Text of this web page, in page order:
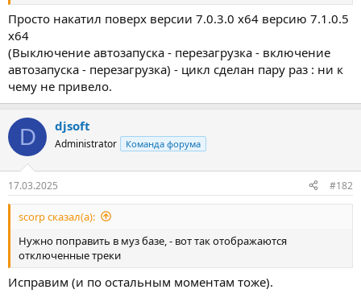
Просто накатил поверх версии 7.0.3.0 х64 версию 7.1.0.5
х64
(Выключение автозапуска - перезагрузка - включение
автозапуска - перезагрузка) - цикл сделан пару раз : ни к
чему не привело.
D djsoft
Administrator Команда форума
17.03.2025 #182
scorp сказал(а):
Нужно поправить в муз базе, - вот так отображаются
отключенные треки
Исправим (и по остальным моментам тоже).